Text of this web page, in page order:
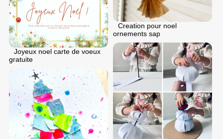
Creation pour noel
ornements sap
Joyeux noel carte de voeux
gratuite